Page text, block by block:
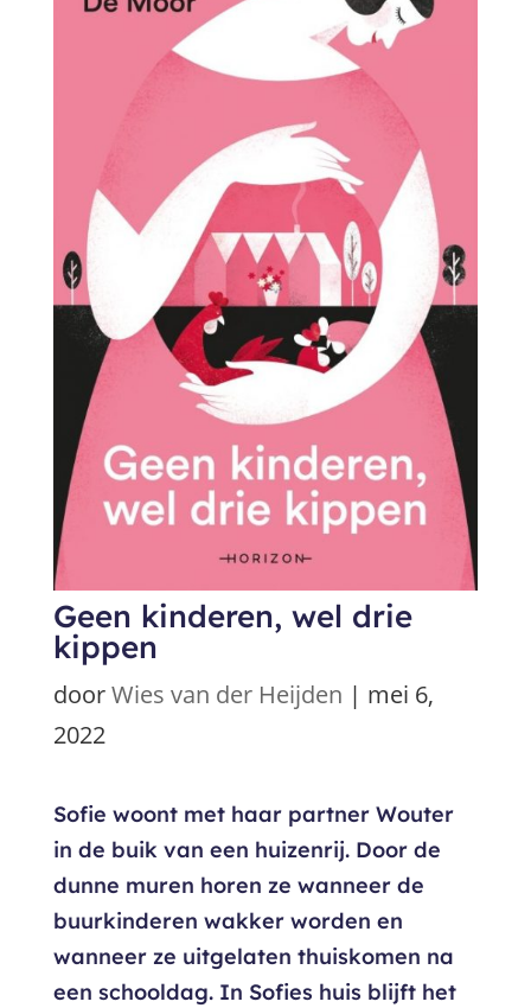
Geen kinderen, wel drie
kippen
doorWies van der Heijden | mei 6,
2022
Sofie woont met haar partner Wouter
in de buik van een huizenrij. Door de
dunne muren horen ze wanneer de
buurkinderen wakker worden en
wanneer ze uitgelaten thuiskomen na
een schooldag. In Sofies huis blijft het